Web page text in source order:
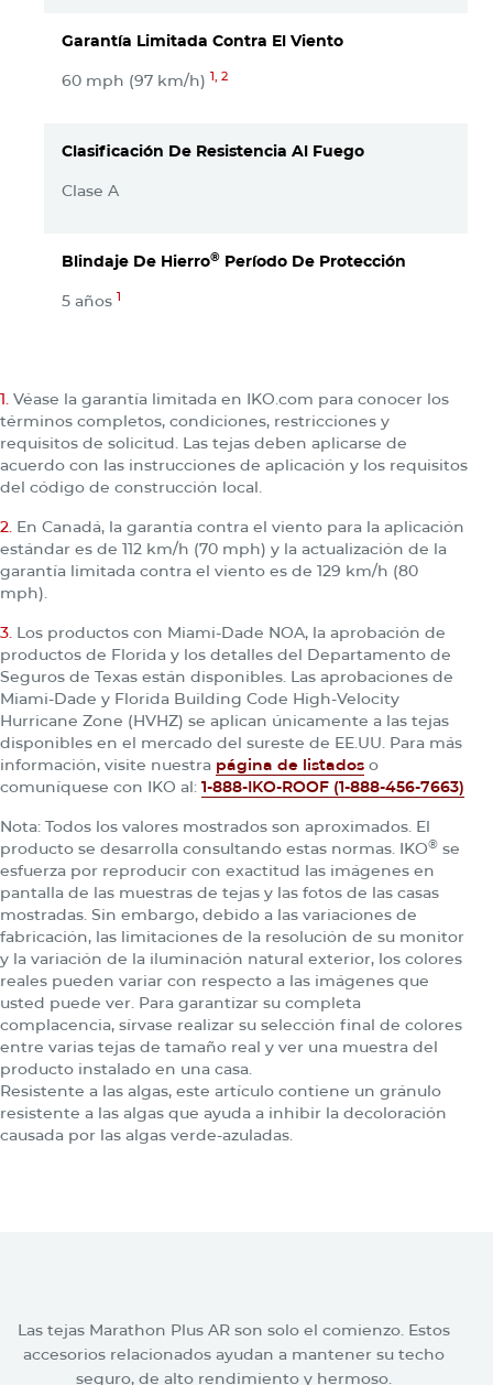
Garantía Limitada Contra El Viento
60 mph (97 km/h) 1, 2
Clasificación De Resistencia Al Fuego
Clase A
Blindaje De Hierro® Período De Protección
5 años 1
1. Véase la garantía limitada en IKO.com para conocer los
términos completos, condiciones, restricciones y
requisitos de solicitud. Las tejas deben aplicarse de
acuerdo con las instrucciones de aplicación y los requisitos
del código de construcción local.
2. En Canadá, la garantía contra el viento para la aplicación
estándar es de 112 km/h (70 mph) y la actualización de la
garantía limitada contra el viento es de 129 km/h (80
mph).
3. Los productos con Miami-Dade NOA, la aprobación de
productos de Florida y los detalles del Departamento de
Seguros de Texas están disponibles. Las aprobaciones de
Miami-Dade y Florida Building Code High-Velocity
Hurricane Zone (HVHZ) se aplican únicamente a las tejas
disponibles en el mercado del sureste de EE.UU. Para más
información, visite nuestra página de listados o
comuníquese con IKO al: 1-888-IKO-ROOF (1-888-456-7663)
Nota: Todos los valores mostrados son aproximados. El
producto se desarrolla consultando estas normas. IKO® se
esfuerza por reproducir con exactitud las imágenes en
pantalla de las muestras de tejas y las fotos de las casas
mostradas. Sin embargo, debido a las variaciones de
fabricación, las limitaciones de la resolución de su monitor
y la variación de la iluminación natural exterior, los colores
reales pueden variar con respecto a las imágenes que
usted puede ver. Para garantizar su completa
complacencia, sírvase realizar su selección final de colores
entre varias tejas de tamaño real y ver una muestra del
producto instalado en una casa.
Resistente a las algas, este artículo contiene un gránulo
resistente a las algas que ayuda a inhibir la decoloración
causada por las algas verde-azuladas.
tejas Marathon Plus AR
Las tejas Marathon Plus AR son solo el comienzo. Estos
accesorios relacionados ayudan a mantener su techo
seguro, de alto rendimiento y hermoso.